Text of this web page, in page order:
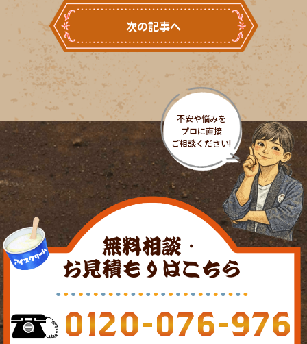
次の記事へ
無料相談・
お見積もりはこちら
0120-076-976